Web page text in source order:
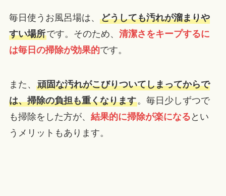
毎日使うお風呂場は、 どうしても汚れが溜まりや
すい場所です。そのため、 清潔さをキープするに
は毎日の掃除が効果的です。
また、 頑固な汚れがこびりついてしまってからで
は、掃除の負担も重くなります。毎日少しずつで
も掃除をした方が、 結果的に掃除が楽になる とい
うメリットもあります。